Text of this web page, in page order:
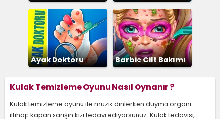
Ayak Doktoru Barbie Cilt Bakımı
Kulak Temizleme Oyunu Nasıl Oynanır ?
Kulak temizleme oyunu ile müzik dinlerken duyma organı
iltihap kapan sarışın kızı tedavi ediyorsunuz. Kulak tedavisi,